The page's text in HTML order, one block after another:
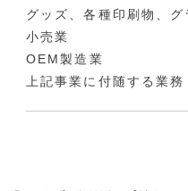
グッズ、各種印刷物、
小売業
OEM製造業
上記事業に付随する業務